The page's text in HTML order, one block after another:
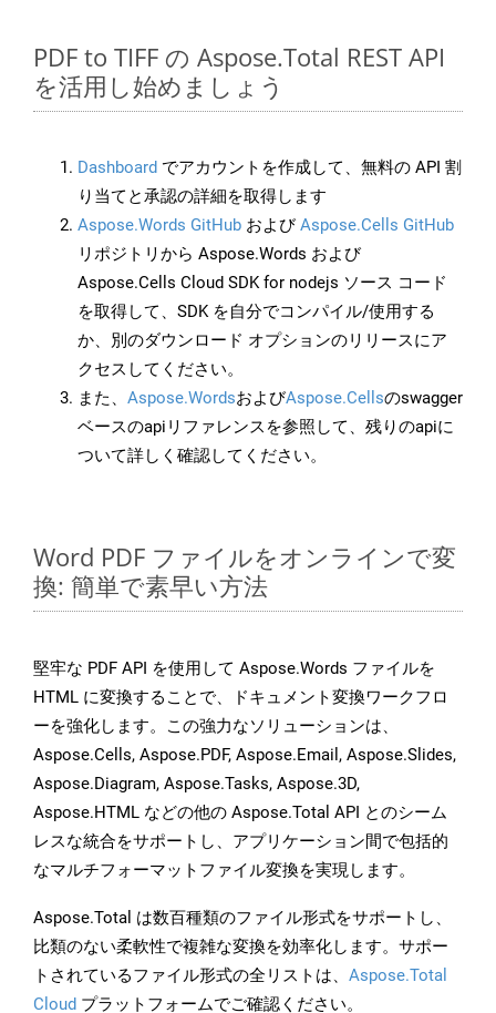
PDF to TIFF の Aspose.Total REST API
を活用し始めましょう
Dashboard でアカウントを作成して、無料の API 割
り当てと承認の詳細を取得します
Aspose.Words GitHub およびAspose.Cells GitHub
リポジトリから Aspose.Words および
Aspose.Cells Cloud SDK for nodejs ソース コード
を取得して、SDK を自分でコンパイル/使用する
か、別のダウンロード オプションのリリースにア
クセスしてください。
また、 Aspose.WordsおよびAspose.Cellsのswagger
ベースのapiリファレンスを参照して、残りのapiに
ついて詳しく確認してください。
Word PDF ファイルをオンラインで変
換: 簡単で素早い方法
堅牢な PDF API を使用して Aspose.Words ファイルを
HTML に変換することで、ドキュメント変換ワークフロ
ーを強化します。この強力なソリューションは、
Aspose.Cells, Aspose.PDF, Aspose.Email, Aspose.Slides,
Aspose.Diagram, Aspose.Tasks, Aspose.3D,
Aspose.HTML などの他の Aspose.Total API とのシーム
レスな統合をサポートし、アプリケーション間で包括的
なマルチフォーマットファイル変換を実現します。
Aspose.Total は数百種類のファイル形式をサポートし、
比類のない柔軟性で複雑な変換を効率化します。サポー
トされているファイル形式の全リストは、 Aspose.Total
Cloud プラットフォームでご確認ください。